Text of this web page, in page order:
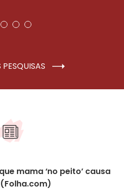
mama ‘no peito’ causa